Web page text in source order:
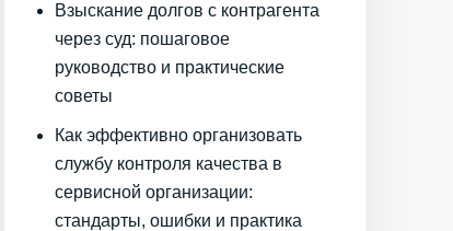
Взыскание долгов с контрагента
через суд: пошаговое
руководство и практические
советы
Как эффективно организовать
службу контроля качества в
сервисной организации:
стандарты, ошибки и практика